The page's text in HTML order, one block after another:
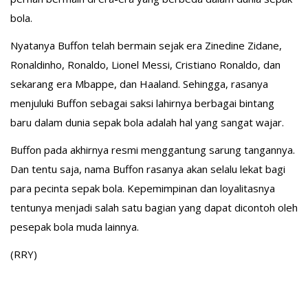
bola.
Nyatanya Buffon telah bermain sejak era Zinedine Zidane,
Ronaldinho, Ronaldo, Lionel Messi, Cristiano Ronaldo, dan
sekarang era Mbappe, dan Haaland. Sehingga, rasanya
menjuluki Buffon sebagai saksi lahirnya berbagai bintang
baru dalam dunia sepak bola adalah hal yang sangat wajar.
Buffon pada akhirnya resmi menggantung sarung tangannya.
Dan tentu saja, nama Buffon rasanya akan selalu lekat bagi
para pecinta sepak bola. Kepemimpinan dan loyalitasnya
tentunya menjadi salah satu bagian yang dapat dicontoh oleh
pesepak bola muda lainnya.
(RRY)